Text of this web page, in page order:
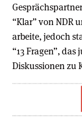
“Klar” von NDR
arbeite, jedoch
“13 Fragen”,
Diskussionen zu